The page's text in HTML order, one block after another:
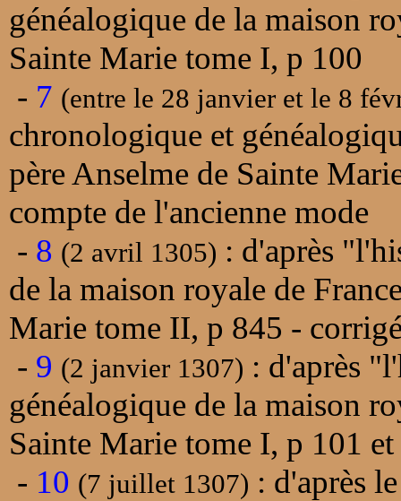
généalogique de la maison
Sainte Marie tome I, p 100
- 7 (entre le 28 janvier et le 8
chronologique et
père Anselme de Sainte
compte de l'ancienne mode
- 8 (2 avril 1305) : d'après
de la maison royale de
Marie tome II, p 845 -
- 9 (2 janvier 1307) : d'après
généalogique de la maison
Sainte Marie tome I, p 101
- 10 (7 juillet 1307) : d'après